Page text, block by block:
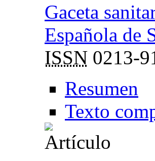
Gaceta
Española de
ISSN 0213-
Resumen
Texto